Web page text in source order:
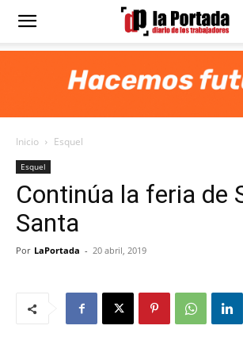
Diario
Portada
Inicio Esquel
Esquel
Continúa la feria de
Santa
Por LaPortada - 20 abril, 2019